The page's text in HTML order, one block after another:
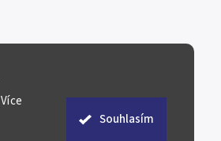
Více
Souhlasím